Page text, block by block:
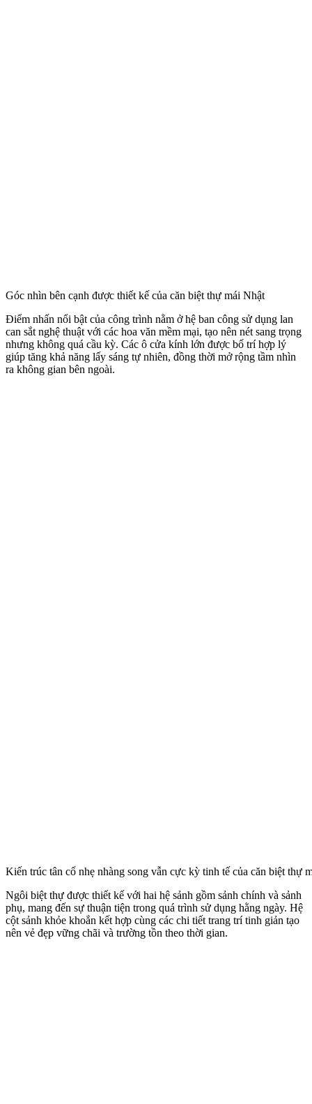
Góc nhìn bên cạnh được thiết kế của căn biệt thự mái Nhật
Điểm nhấn nổi bật của công trình nằm ở hệ ban công sử dụng lan
can sắt nghệ thuật với các hoa văn mềm mại, tạo nên nét sang trọng
nhưng không quá cầu kỳ. Các ô cửa kính lớn được bố trí hợp lý
giúp tăng khả năng lấy sáng tự nhiên, đồng thời mở rộng tầm nhìn
ra không gian bên ngoài.
Kiến trúc tân cổ nhẹ nhàng song vẫn cực kỳ tinh tế của căn biệt thự
Ngôi biệt thự được thiết kế với hai hệ sảnh gồm sảnh chính và sảnh
phụ, mang đến sự thuận tiện trong quá trình sử dụng hằng ngày. Hệ
cột sảnh khỏe khoắn kết hợp cùng các chi tiết trang trí tinh giản tạo
nên vẻ đẹp vững chãi và trường tồn theo thời gian.